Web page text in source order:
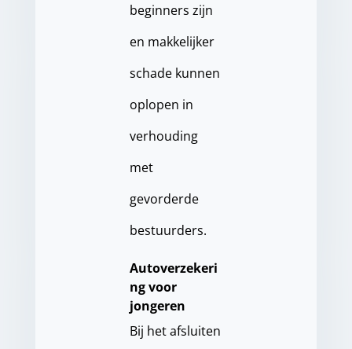
beginners zijn
en makkelijker
schade kunnen
oplopen in
verhouding
met
gevorderde
bestuurders.
Autoverzekeri
ng voor
jongeren
Bij het afsluiten